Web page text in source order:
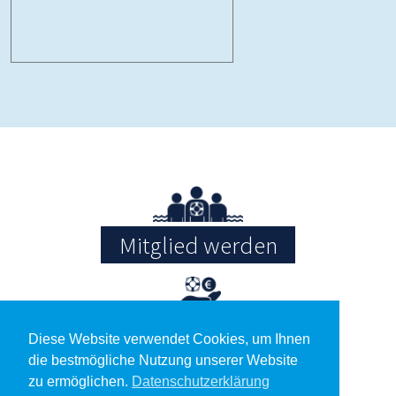
Mitglied werden
Spenden
Diese Website verwendet Cookies, um Ihnen
die bestmögliche Nutzung unserer Website
zu ermöglichen. Datenschutzerklärung